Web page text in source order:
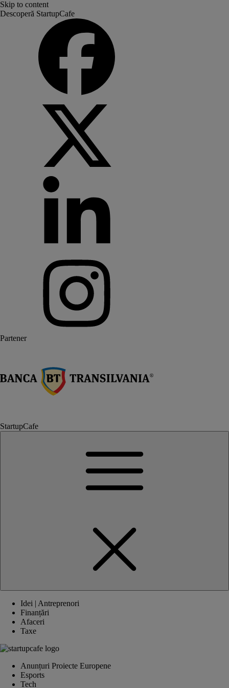
Skip to content
Descoperă StartupCafe
Partener
StartupCafe
Idei | Antreprenori
Finanțări
Afaceri
Taxe
Anunțuri Proiecte Europene
Esports
Tech